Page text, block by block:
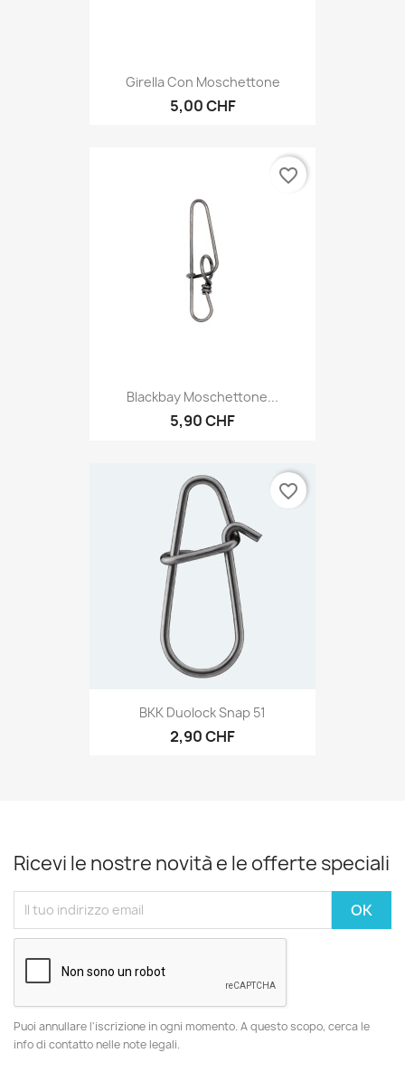
Girella Con Moschettone
5,00 CHF
Blackbay Moschettone...
5,90 CHF
favorite_border
BKK Duolock Snap 51
2,90 CHF
favorite_border
Ricevi le nostre novità e le offerte speciali
Puoi annullare l'iscrizione in ogni momento. A questo scopo, cerca le
info di contatto nelle note legali.